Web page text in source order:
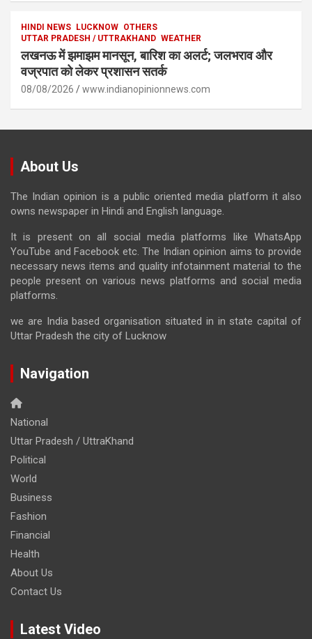
HINDI NEWS LUCKNOW OTHERS
UTTAR PRADESH / UTTRAKHAND WEATHER
लखनऊ में झमाझम मानसून, बारिश का अलर्ट; जलभराव और
वज्रपात को लेकर प्रशासन सतर्क
08/08/2026 www.indianopinionnews.com
About Us
The Indian opinion is a public oriented media platform it also
owns newspaper in Hindi and English language.
It is present on all social media platforms like WhatsApp
YouTube and Facebook etc. The Indian opinion aims to provide
necessary news items and quality infotainment material to the
people present on various news platforms and social media
platforms.
we are India based organisation situated in in state capital of
Uttar Pradesh the city of Lucknow
Navigation
National
Uttar Pradesh / UttraKhand
Political
World
Business
Fashion
Financial
Health
About Us
Contact Us
Latest Video